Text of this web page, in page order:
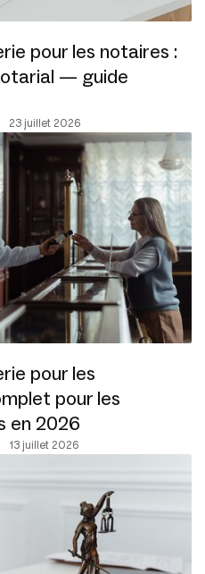
pour les notaires :
— guide
23 juillet 2026
pour les
pour les
en 2026
13 juillet 2026